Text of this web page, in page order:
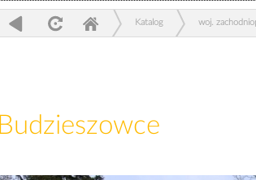
Katalog woj.
Budzieszowce